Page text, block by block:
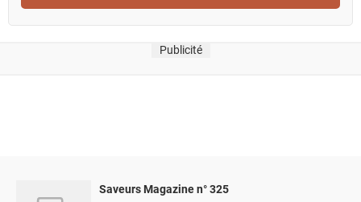
Publicité
Saveurs Magazine n° 325